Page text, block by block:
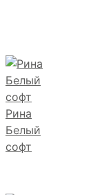
Рина
Белый
софт